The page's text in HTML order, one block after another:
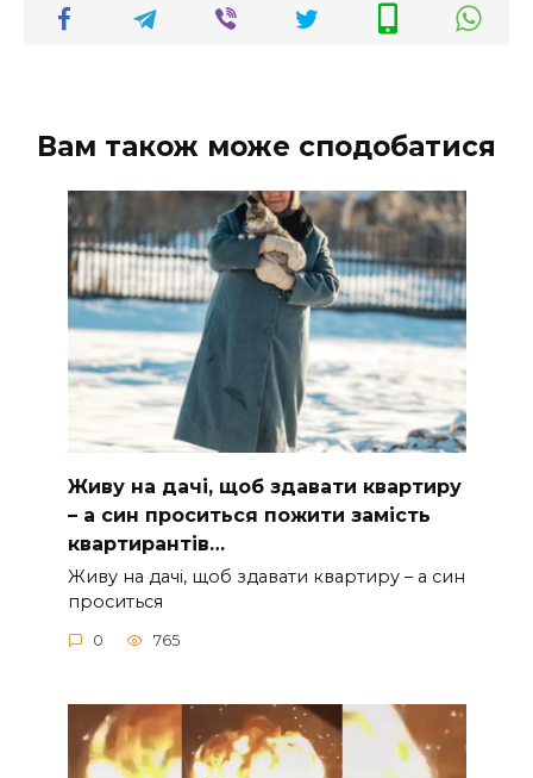
Вам також може сподобатися
Живу на дачі, щоб здавати квартиру
– а син проситься пожити замість
квартирантів…
Живу на дачі, щоб здавати квартиру – а син
проситься
0 765